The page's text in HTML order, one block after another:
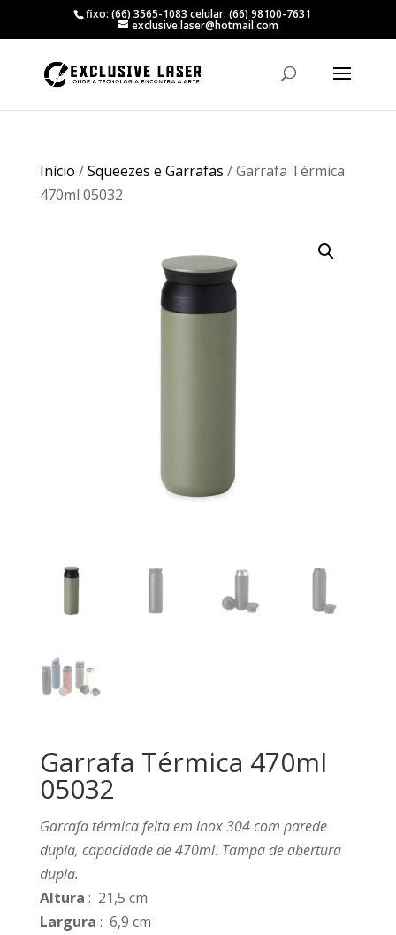
fixo: (66) 3565-1083 celular: (66) 98100-7631
exclusive.laser@hotmail.com
Início /Squeezes e Garrafas / Garrafa Térmica
470ml 05032
Garrafa Térmica 470ml
05032
Garrafa térmica feita em inox 304 com parede
dupla, capacidade de 470ml. Tampa de abertura
dupla.
Altura : 21,5 cm
Largura : 6,9 cm